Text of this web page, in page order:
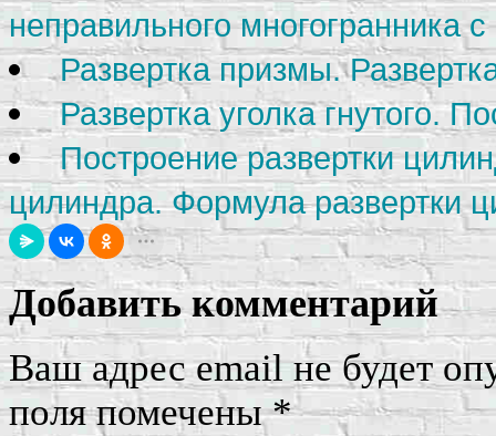
неправильного многогранника
Развертка призмы.
Развертка уголка гнутого.
Построение развертки
цилиндра. Формула развертки
Добавить комментарий
Ваш адрес email не будет
поля помечены*